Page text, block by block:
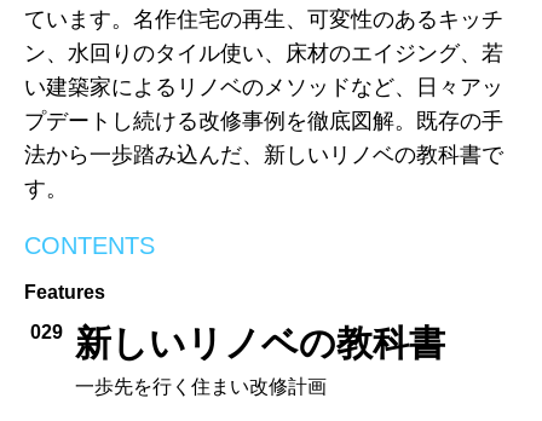
ています。名作住宅の再生、可変性のあるキッチ
ン、水回りのタイル使い、床材のエイジング、若
い建築家によるリノベのメソッドなど、日々アッ
プデートし続ける改修事例を徹底図解。既存の手
法から一歩踏み込んだ、新しいリノベの教科書で
す。
CONTENTS
Features
029
新しいリノベの教科書
一歩先を行く住まい改修計画